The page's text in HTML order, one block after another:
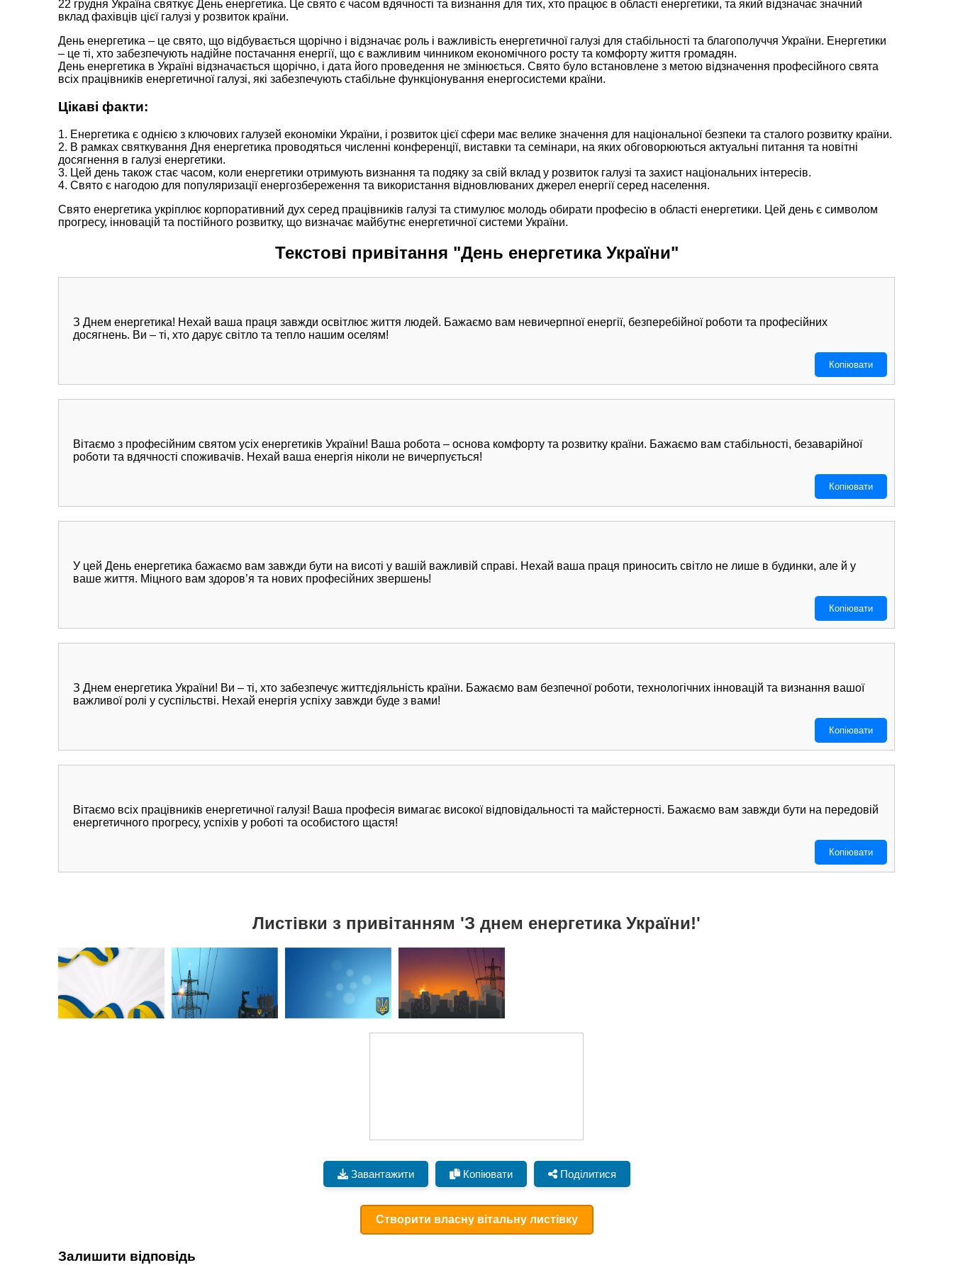
22 грудня Україна святкує День енергетика. Це свято є часом вдячності та визнання для тих, хто працює в області енергетики, та який відзначає значний
вклад фахівців цієї галузі у розвиток країни.
День енергетика – це свято, що відбувається щорічно і відзначає роль і важливість енергетичної галузі для стабільності та благополуччя України. Енергетики
– це ті, хто забезпечують надійне постачання енергії, що є важливим чинником економічного росту та комфорту життя громадян.
День енергетика в Україні відзначається щорічно, і дата його проведення не змінюється. Свято було встановлене з метою відзначення професійного свята
всіх працівників енергетичної галузі, які забезпечують стабільне функціонування енергосистеми країни.
Цікаві факти:
1. Енергетика є однією з ключових галузей економіки України, і розвиток цієї сфери має велике значення для національної безпеки та сталого розвитку країни.
2. В рамках святкування Дня енергетика проводяться численні конференції, виставки та семінари, на яких обговорюються актуальні питання та новітні
досягнення в галузі енергетики.
3. Цей день також стає часом, коли енергетики отримують визнання та подяку за свій вклад у розвиток галузі та захист національних інтересів.
4. Свято є нагодою для популяризації енергозбереження та використання відновлюваних джерел енергії серед населення.
Свято енергетика укріплює корпоративний дух серед працівників галузі та стимулює молодь обирати професію в області енергетики. Цей день є символом
прогресу, інновацій та постійного розвитку, що визначає майбутнє енергетичної системи України.
Текстові привітання "День енергетика України"
З Днем енергетика! Нехай ваша праця завжди освітлює життя людей. Бажаємо вам невичерпної енергії, безперебійної роботи та професійних
досягнень. Ви – ті, хто дарує світло та тепло нашим оселям!
Копіювати
Вітаємо з професійним святом усіх енергетиків України! Ваша робота – основа комфорту та розвитку країни. Бажаємо вам стабільності, безаварійної
роботи та вдячності споживачів. Нехай ваша енергія ніколи не вичерпується!
Копіювати
У цей День енергетика бажаємо вам завжди бути на висоті у вашій важливій справі. Нехай ваша праця приносить світло не лише в будинки, але й у
ваше життя. Міцного вам здоров’я та нових професійних звершень!
Копіювати
З Днем енергетика України! Ви – ті, хто забезпечує життєдіяльність країни. Бажаємо вам безпечної роботи, технологічних інновацій та визнання вашої
важливої ролі у суспільстві. Нехай енергія успіху завжди буде з вами!
Копіювати
Вітаємо всіх працівників енергетичної галузі! Ваша професія вимагає високої відповідальності та майстерності. Бажаємо вам завжди бути на передовій
енергетичного прогресу, успіхів у роботі та особистого щастя!
Копіювати
Листівки з привітанням 'З днем енергетика України!'
Завантажити Копіювати Поділитися
Створити власну вітальну листівку
Залишити відповідь